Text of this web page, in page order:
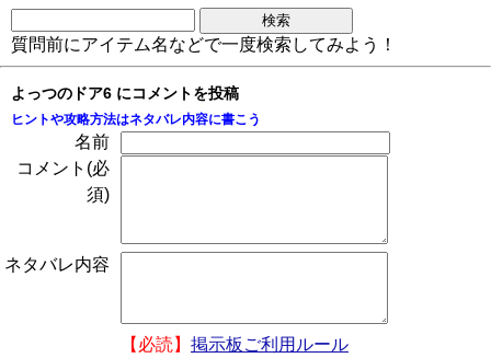
質問前にアイテム名などで一度検索してみよう！
よっつのドア6 にコメントを投稿
ヒントや攻略方法はネタバレ内容に書こう
名前
コメント(必
須)
ネタバレ内容
【必読】 掲示板ご利用ルール